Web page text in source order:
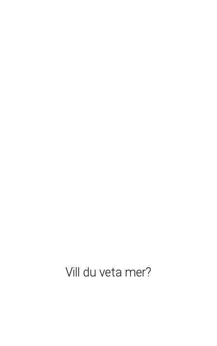
Vill du veta mer?